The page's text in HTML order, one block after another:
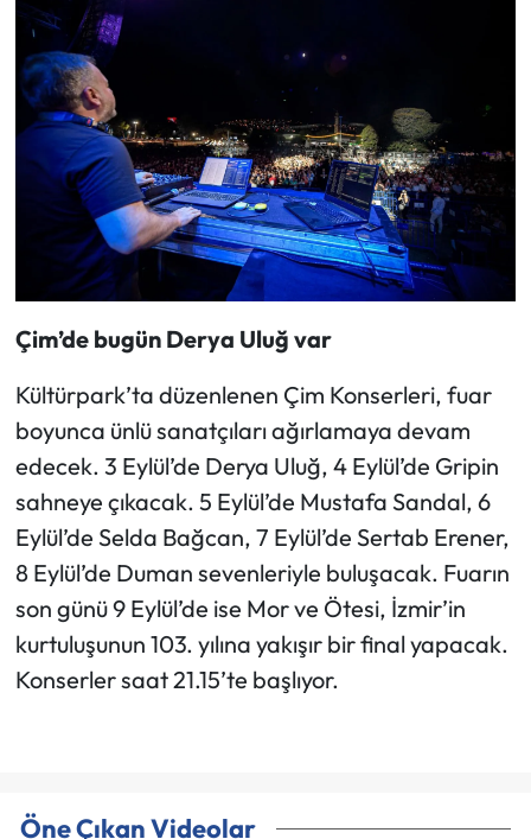
Çim’de bugün Derya Uluğ var
Kültürpark’ta düzenlenen Çim Konserleri, fuar
boyunca ünlü sanatçıları ağırlamaya devam
edecek. 3 Eylül’de Derya Uluğ, 4 Eylül’de Gripin
sahneye çıkacak. 5 Eylül’de Mustafa Sandal, 6
Eylül’de Selda Bağcan, 7 Eylül’de Sertab Erener,
8 Eylül’de Duman sevenleriyle buluşacak. Fuarın
son günü 9 Eylül’de ise Mor ve Ötesi, İzmir’in
kurtuluşunun 103. yılına yakışır bir final yapacak.
Konserler saat 21.15’te başlıyor.
Öne Çıkan Videolar